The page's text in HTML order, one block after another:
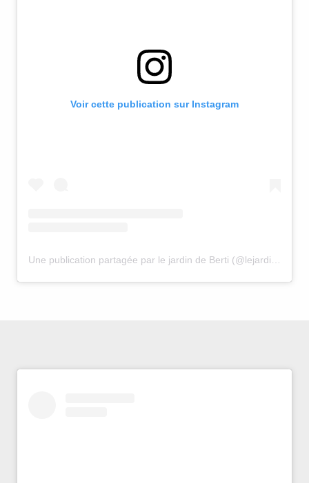
Voir cette publication sur Instagram